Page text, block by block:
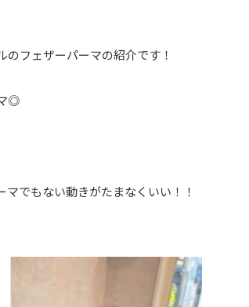
フェザーパーマの紹介です！
◎
でもない動きがたまなくいい！！